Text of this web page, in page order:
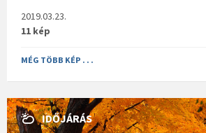
2019.03.23.
11 kép
MÉG TÖBB KÉP . . .
IDŐJÁRÁS